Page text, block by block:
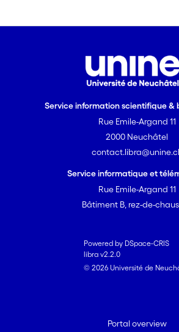
Service information scientifique &
Rue Emile-Argand 11
2000 Neuchâtel
Service informatique et
Rue Emile-Argand 11
Bâtiment B, rez-de-
Powered by DSpace-CRIS
libra v2.2.0
© 2026 Université de
Portal overview